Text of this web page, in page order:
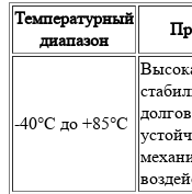
Температурный
диапазон
-40°C до +85°C